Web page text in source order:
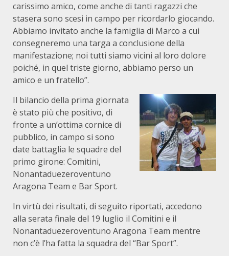
carissimo amico, come anche di tanti ragazzi che
stasera sono scesi in campo per ricordarlo giocando.
Abbiamo invitato anche la famiglia di Marco a cui
consegneremo una targa a conclusione della
manifestazione; noi tutti siamo vicini al loro dolore
poiché, in quel triste giorno, abbiamo perso un
amico e un fratello”.
Il bilancio della prima giornata
è stato più che positivo, di
fronte a un’ottima cornice di
pubblico, in campo si sono
date battaglia le squadre del
primo girone: Comitini,
Nonantaduezeroventuno
Aragona Team e Bar Sport.
In virtù dei risultati, di seguito riportati, accedono
alla serata finale del 19 luglio il Comitini e il
Nonantaduezeroventuno Aragona Team mentre
non c’è l’ha fatta la squadra del “Bar Sport”.